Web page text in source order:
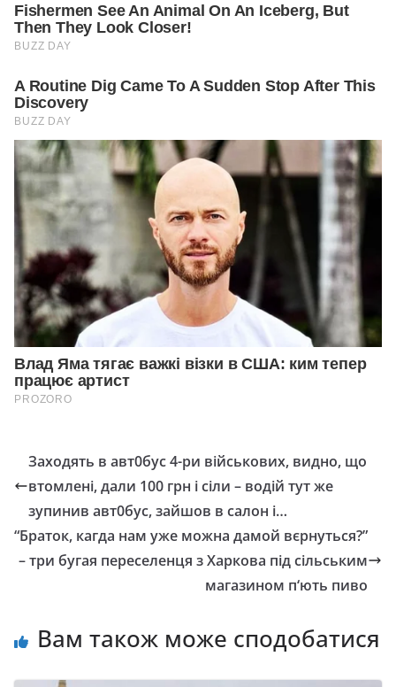
Заходять в авт0бус 4-ри військових, видно, що
втомлені, дали 100 грн і сіли – водій тут же
зупинив авт0бус, зайшов в салон і…
“Браток, кагда нам уже можна дамой вєрнуться?”
– три бугaя переселенця з Харкова під сільським
магазином п‘ють пиво
Вам також може сподобатися